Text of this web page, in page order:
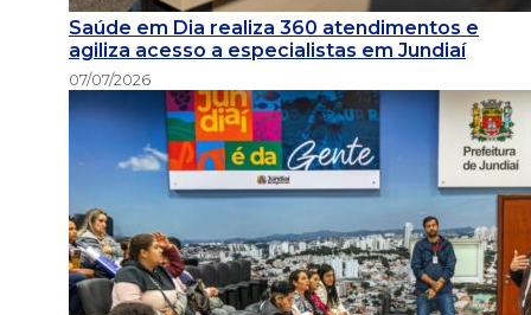
Saúde em Dia realiza 360 atendimentos e
agiliza acesso a especialistas em Jundiaí
07/07/2026